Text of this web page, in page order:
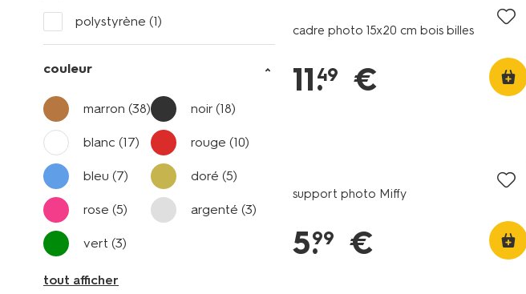
polystyrène (1)
couleur
marron (38) noir(18)
blanc (17) rouge(10)
bleu (7) doré(5)
rose (5) argenté(3)
vert (3)
tout afficher
cadre photo 15x20 cm bois billes
11.
49 €
support photo Miffy
5.
99 €